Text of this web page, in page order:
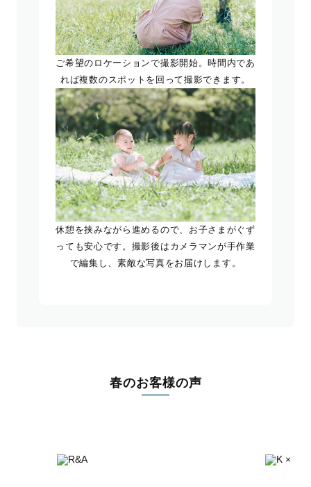
ご希望のロケーションで撮影開始。時間内であ
れば複数のスポットを回って撮影できます。
休憩を挟みながら進めるので、お子さまがぐず
っても安心です。撮影後はカメラマンが手作業
で編集し、素敵な写真をお届けします。
春のお客様の声